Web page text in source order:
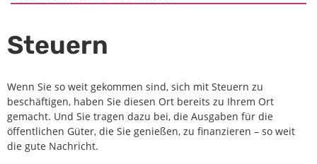
Steuern
Wenn Sie so weit gekommen sind, sich mit Steuern zu
beschäftigen, haben Sie diesen Ort bereits zu Ihrem Ort
gemacht. Und Sie tragen dazu bei, die Ausgaben für die
öffentlichen Güter, die Sie genießen, zu finanzieren – so weit
die gute Nachricht.